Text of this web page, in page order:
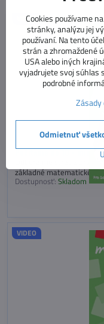
Počítame do 10 -
VIDEO
Odbúrajme stres z
základné matematické
Dostupnosť: Skladom
VIDEO
Cookies používame
stránky, analýzu jej
používaní. Na tento
strán a zhromaždené
USA alebo iných
vyjadrujete svoj súhlas
podrobné
Odmietnuť